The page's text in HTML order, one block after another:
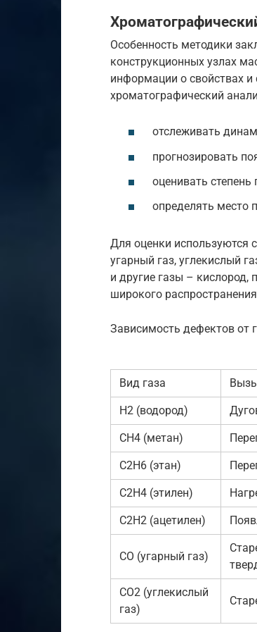
Особенность методики
конструкционных узлах
информации о свойствах
хроматографический
отслеживать
прогнозировать
оценивать
определять место
Для оценки используются
угарный газ, углекислый
и другие газы – кислород,
широкого
Зависимость дефектов от
Вид газа
Н2 (водород)
СН4 (метан)
С2Н6 (этан)
С2Н4 (этилен)
С2Н2 (ацетилен)
СО (угарный газ)
СО2 (углекислый
газ)